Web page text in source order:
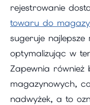
rejestrowanie
towaru do
sugeruje
optymalizując w
Zapewnia również
magazynowych,
nadwyżek, a to